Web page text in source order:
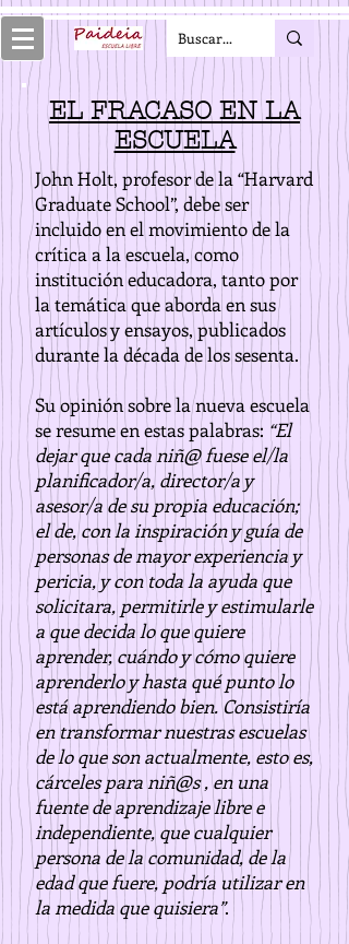
EL FRACASO EN LA
ESCUELA
John Holt, profesor de la “Harvard
Graduate School”, debe ser
incluido en el movimiento de la
crítica a la escuela, como
institución educadora, tanto por
la temática que aborda en sus
artículos y ensayos, publicados
durante la década de los sesenta.
Su opinión sobre la nueva escuela
se resume en estas palabras: “El
dejar que cada niñ@ fuese el/la
planificador/a, director/a y
asesor/a de su propia educación;
el de, con la inspiración y guía de
personas de mayor experiencia y
pericia, y con toda la ayuda que
solicitara, permitirle y estimularle
a que decida lo que quiere
aprender, cuándo y cómo quiere
aprenderlo y hasta qué punto lo
está aprendiendo bien. Consistiría
en transformar nuestras escuelas
de lo que son actualmente, esto es,
cárceles para niñ@s , en una
fuente de aprendizaje libre e
independiente, que cualquier
persona de la comunidad, de la
edad que fuere, podría utilizar en
la medida que quisiera”.